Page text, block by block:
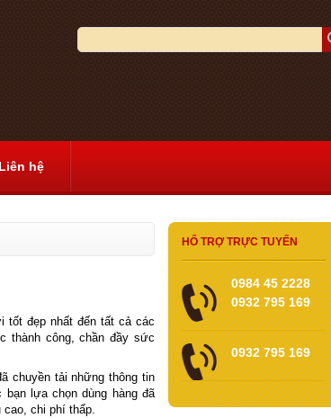
Liên hệ
tốt đẹp nhất đến tất cả các
thành công, chần đầy sức
chuyền tải những thông tin
lựa chọn dùng hàng đã
cao, chi phí thấp.
HỔ TRỢ TRỰC TUYẾN
0984 45 2228
0932 795 169
0932 795 169